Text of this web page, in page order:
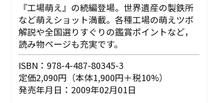
『工場萌え』の続編登場。世界遺産の製鉄所
など萌えショット満載。各種工場の萌えツボ
解説や全国選りすぐりの鑑賞ポイントなど，
読み物ページも充実です。
ISBN：978-4-487-80345-3
定価2,090円（本体1,900円＋税10%）
発売年月日：2009年02月01日